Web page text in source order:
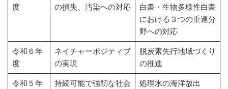
度
の損失、汚染への対応
白書・生物多様性白書
における３つの重連分
野への対応
令和６年
度
ネイチャーポジティブ
の実現
脱炭素先行地域づくり
の推進
令和５年
持続可能で強靭な社会
処理水の海洋放出